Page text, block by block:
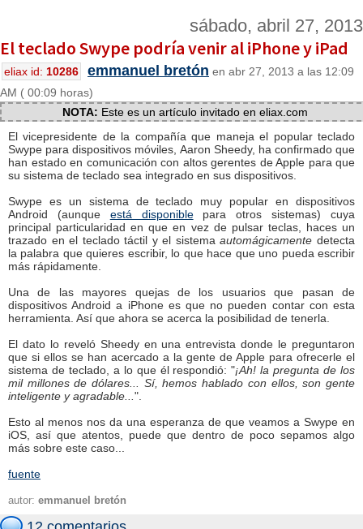
sábado, abril 27, 2013
El teclado Swype podría venir al iPhone y iPad
eliax id: 10286 emmanuel bretón en abr 27, 2013 a las 12:09
AM ( 00:09 horas)
NOTA: Este es un artículo invitado en eliax.com
El vicepresidente de la compañía que maneja el popular teclado
Swype para dispositivos móviles, Aaron Sheedy, ha confirmado que
han estado en comunicación con altos gerentes de Apple para que
su sistema de teclado sea integrado en sus dispositivos.
Swype es un sistema de teclado muy popular en dispositivos
Android (aunque está disponiblepara otros sistemas) cuya
principal particularidad en que en vez de pulsar teclas, haces un
trazado en el teclado táctil y el sistemaautomágicamentedetecta
la palabra que quieres escribir, lo que hace que uno pueda escribir
más rápidamente.
Una de las mayores quejas de los usuarios que pasan de
dispositivos Android a iPhone es que no pueden contar con esta
herramienta. Así que ahora se acerca la posibilidad de tenerla.
El dato lo reveló Sheedy en una entrevista donde le preguntaron
que si ellos se han acercado a la gente de Apple para ofrecerle el
sistema de teclado, a lo que él respondió: "¡Ah! la pregunta de los
mil millones de dólares... Sí, hemos hablado con ellos, son gente
inteligente y agradable... ".
Esto al menos nos da una esperanza de que veamos a Swype en
iOS, así que atentos, puede que dentro de poco sepamos algo
más sobre este caso...
fuente
autor: emmanuel bretón